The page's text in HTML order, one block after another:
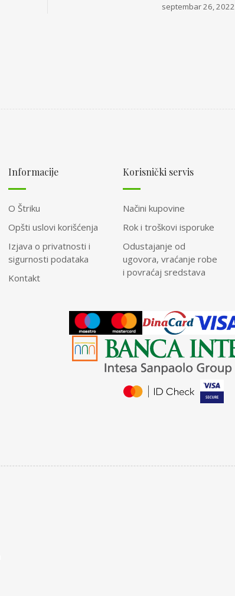
septembar 26, 2022
Informacije
O Štriku
Opšti uslovi korišćenja
Izjava o privatnosti i
sigurnosti podataka
Kontakt
Korisnički servis
Načini kupovine
Rok i troškovi isporuke
Odustajanje od
ugovora, vraćanje robe
i povraćaj sredstava